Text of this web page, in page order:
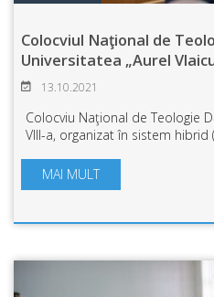
Colocviul Naţional de
Universitatea „Aurel
13.10.2021
Colocviu Naţional de Teologie
VIII-a, organizat în sistem
din Arad, a ...
MAI MULT